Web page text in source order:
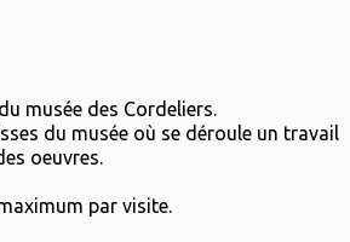
musée des Cordeliers.
du musée où se déroule un travail
oeuvres.
par visite.